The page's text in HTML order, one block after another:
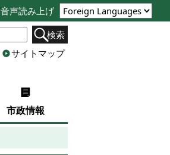
音声読み上げ
検索
サイトマップ
市政情報